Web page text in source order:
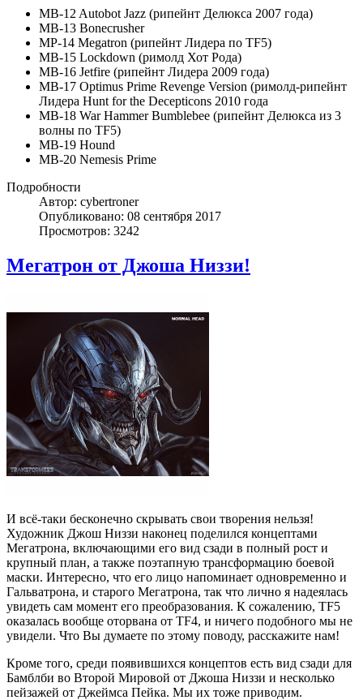
MB-12 Autobot Jazz (рипейнт Делюкса 2007 года)
MB-13 Bonecrusher
MP-14 Megatron (рипейнт Лидера по TF5)
MB-15 Lockdown (римолд Хот Рода)
MB-16 Jetfire (рипейнт Лидера 2009 года)
MB-17 Optimus Prime Revenge Version (римолд-рипейнт
Лидера Hunt for the Decepticons 2010 года
MB-18 War Hammer Bumblebee (рипейнт Делюкса из 3
волны по TF5)
MB-19 Hound
MB-20 Nemesis Prime
Подробности
Автор: cybertroner
Опубликовано: 08 сентября 2017
Просмотров: 3242
Мегатрон от Джоша Низзи!
И всё-таки бесконечно скрывать свои творения нельзя!
Художник Джош Низзи наконец поделился концептами
Мегатрона, включающими его вид сзади в полный рост и
крупный план, а также поэтапную трансформацию боевой
маски. Интересно, что его лицо напоминает одновременно и
Гальватрона, и старого Мегатрона, так что лично я надеялась
увидеть сам момент его преобразования. К сожалению, TF5
оказалась вообще оторвана от TF4, и ничего подобного мы не
увидели. Что Вы думаете по этому поводу, расскажите нам!
Кроме того, среди появившихся концептов есть вид сзади для
Бамблби во Второй Мировой от Джоша Низзи и несколько
пейзажей от Джеймса Пейка. Мы их тоже приводим.